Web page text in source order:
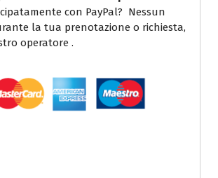
con PayPal? Nessun
la tua prenotazione o richiesta,
operatore .